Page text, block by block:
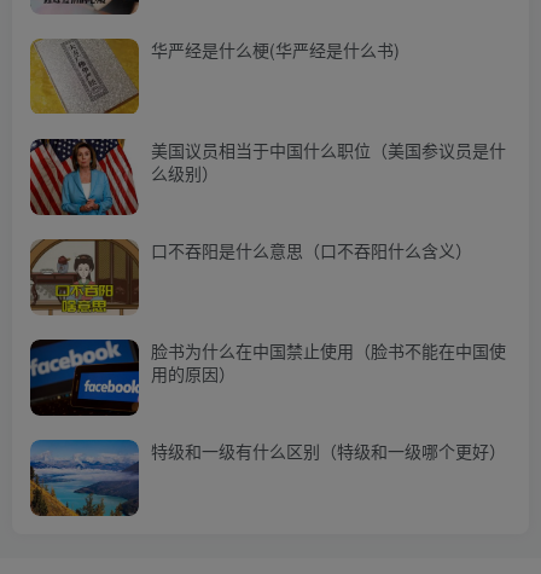
华严经是什么梗(华严经是什么书)
美国议员相当于中国什么职位（美国参议员是什
么级别）
口不吞阳是什么意思（口不吞阳什么含义）
脸书为什么在中国禁止使用（脸书不能在中国使
用的原因）
特级和一级有什么区别（特级和一级哪个更好）